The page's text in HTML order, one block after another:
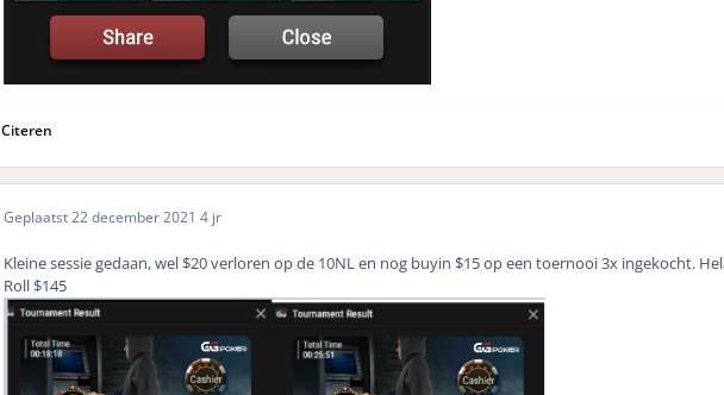
Citeren
Geplaatst22 december 2021 4 jr
Kleine sessie gedaan, wel $20 verloren op de 10NL en nog buyin $15 op een toernooi 3x ingekocht.
Roll $145